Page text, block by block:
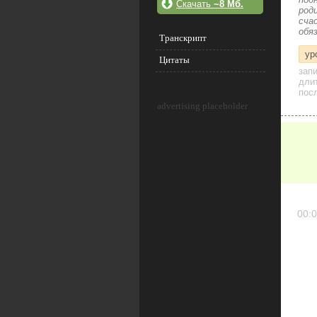
Скачать ~8 Мб.
Транскрипт
Цитаты
advertising placeholder